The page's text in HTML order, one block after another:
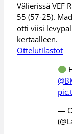
Välierissä VEF
55 (57-25).
otti viisi
kertaalleen.
Ottelutilastot
—